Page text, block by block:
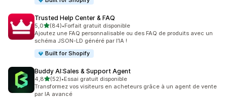
Trusted Help Center & FAQ
5,0étoile(s) sur 5
(84)
84 avis au total
•Forfait gratuit disponible
Ajoutez une FAQ personnalisable ou des FAQ de produits avec un
schéma JSON-LD généré par l’IA !
Built for Shopify
Buddy AI:Sales & Support Agent
4,8étoile(s) sur 5
(52)
52 avis au total
•Essai gratuit disponible
Transformez vos visiteurs en acheteurs grâce à un agent de vente
par IA avancé